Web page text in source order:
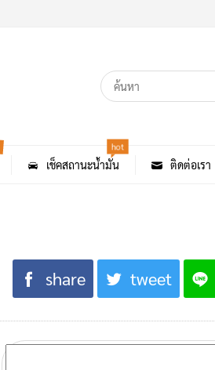
เช็คสถานะน้ำมัน
hot
ติดต่อเรา
share tweet
ค้นหา